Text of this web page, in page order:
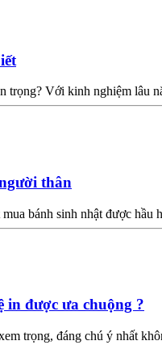
trọng? Với kinh nghiệm lâu
thân
bánh sinh nhật được hầu
in được ưa chuộng ?
trọng, đáng chú ý nhất